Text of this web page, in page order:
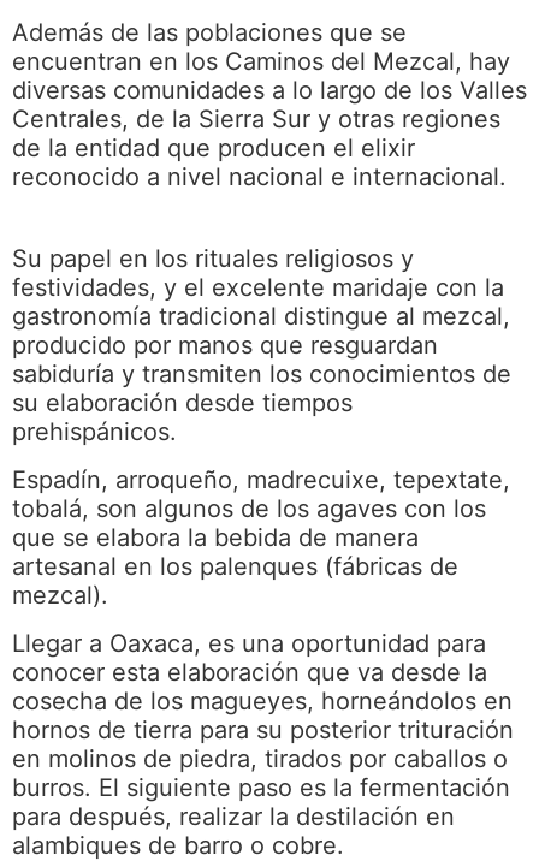
Además de las poblaciones que se
encuentran en los Caminos del Mezcal, hay
diversas comunidades a lo largo de los Valles
Centrales, de la Sierra Sur y otras regiones
de la entidad que producen el elixir
reconocido a nivel nacional e internacional.
Su papel en los rituales religiosos y
festividades, y el excelente maridaje con la
gastronomía tradicional distingue al mezcal,
producido por manos que resguardan
sabiduría y transmiten los conocimientos de
su elaboración desde tiempos
prehispánicos.
Espadín, arroqueño, madrecuixe, tepextate,
tobalá, son algunos de los agaves con los
que se elabora la bebida de manera
artesanal en los palenques (fábricas de
mezcal).
Llegar a Oaxaca, es una oportunidad para
conocer esta elaboración que va desde la
cosecha de los magueyes, horneándolos en
hornos de tierra para su posterior trituración
en molinos de piedra, tirados por caballos o
burros. El siguiente paso es la fermentación
para después, realizar la destilación en
alambiques de barro o cobre.